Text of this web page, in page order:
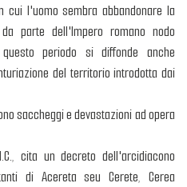
cui l'uomo sembra abbandonare la
parte dell'Impero romano nodo
periodo si diffonde anche
del territorio introdotta dai
saccheggi e devastazioni ad opera
cita un decreto dell'arcidiacono
di Acereta seu Cerete, Cerea